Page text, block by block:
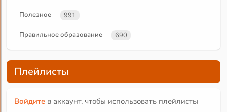
Полезное 991
Правильное образование 690
Плейлисты
Войдите в аккаунт, чтобы использовать плейлисты